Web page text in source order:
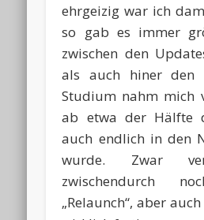
ehrgeizig war ich
so gab es immer
zwischen den
als auch hiner den
Studium nahm mich
ab etwa der Hälfte
auch endlich in den
wurde. Zwar
zwischendurch
„Relaunch“, aber